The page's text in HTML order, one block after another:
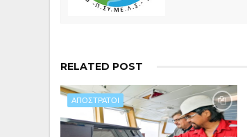
RELATED POST
ΑΠΟΣΤΡΑΤΟΙ